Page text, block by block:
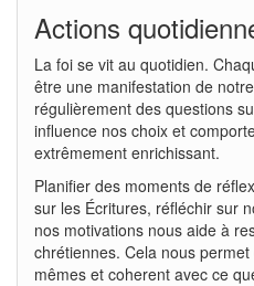
Actions
La foi se vit au quotidien.
être une manifestation de
régulièrement des questions
influence nos choix et
extrêmement enrichissant.
Planifier des moments de
sur les Écritures, réfléchir sur
nos motivations nous aide à
chrétiennes. Cela nous
mêmes et coherent avec ce